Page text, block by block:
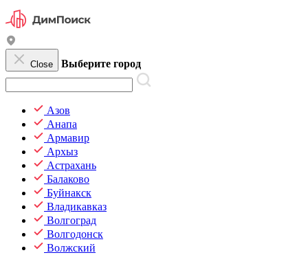
Close Выберите город
Азов
Анапа
Армавир
Архыз
Астрахань
Балаково
Буйнакск
Владикавказ
Волгоград
Волгодонск
Волжский